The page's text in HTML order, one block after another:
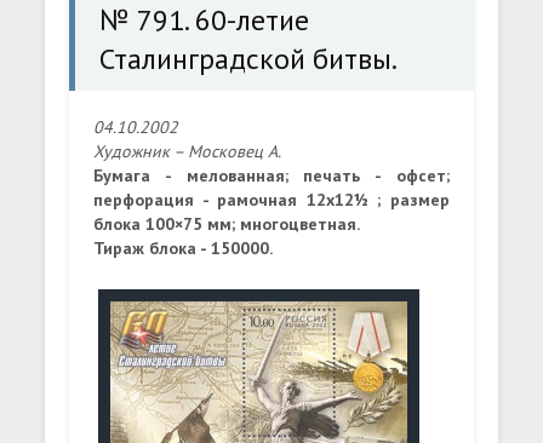
№ 791. 60-летие
Сталинградской битвы.
04.10.2002
Художник – Московец А.
Бумага - мелованная; печать - офсет;
перфорация - рамочная 12х12½ ; размер
блока 100×75 мм; многоцветная.
Тираж блока - 150000.